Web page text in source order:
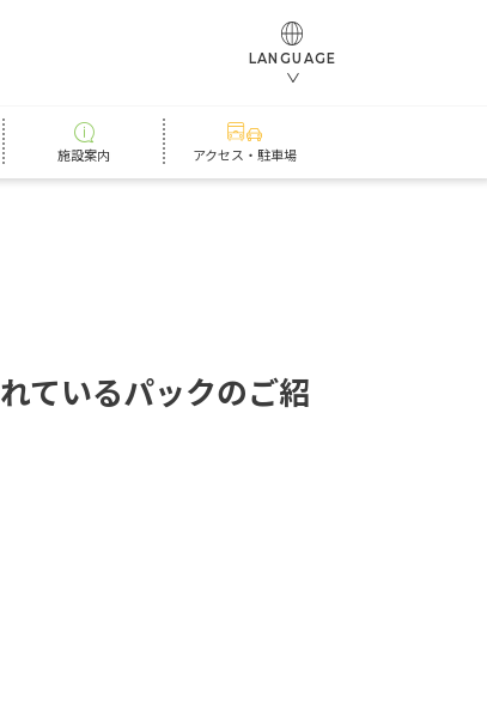
LANGUAGE
施設案内 アクセス・駐車場
れているパックのご紹